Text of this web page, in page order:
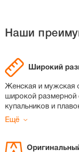
Наши
Широкий
Женская и мужская
широкой
купальников и
Ещё